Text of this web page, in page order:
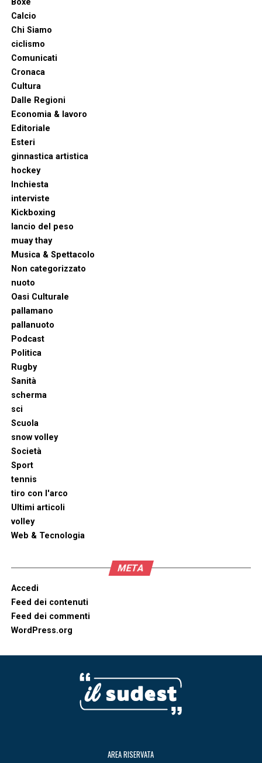
Boxe
Calcio
Chi Siamo
ciclismo
Comunicati
Cronaca
Cultura
Dalle Regioni
Economia & lavoro
Editoriale
Esteri
ginnastica artistica
hockey
Inchiesta
interviste
Kickboxing
lancio del peso
muay thay
Musica & Spettacolo
Non categorizzato
nuoto
Oasi Culturale
pallamano
pallanuoto
Podcast
Politica
Rugby
Sanità
scherma
sci
Scuola
snow volley
Società
Sport
tennis
tiro con l'arco
Ultimi articoli
volley
Web & Tecnologia
META
Accedi
Feed dei contenuti
Feed dei commenti
WordPress.org
AREA RISERVATA